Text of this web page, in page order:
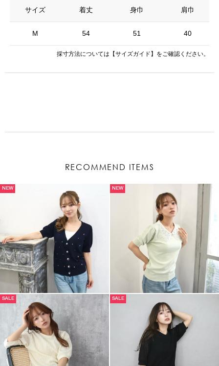
サイズ
M
着丈 身巾 肩巾
54 51 40
採寸方法については 【サイズガイド】 をご確認ください。
RECOMMEND ITEMS
NEW NEW
SALE SALE